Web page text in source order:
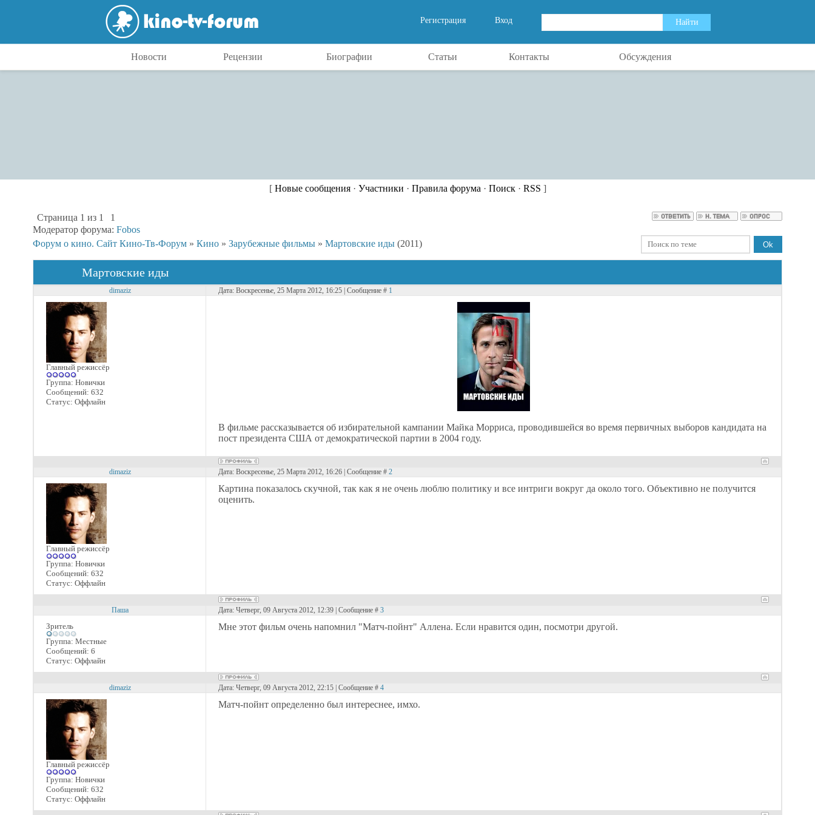
Вход
Регистрация
Новости Рецензии Биографии Статьи Контакты Обсуждения
[ Новые сообщения· Участники · Правила форума · Поиск· RSS ]
Страница 1 из 1
1
Модератор форума: Fobos
Форум о кино. Сайт Кино-Тв-Форум » Кино » Зарубежные фильмы » Мартовские иды (2011)
Мартовские иды
dimaziz Дата: Воскресенье, 25 Марта 2012, 16:25 | Сообщение # 1
Главный режиссёр
Группа: Новички
Сообщений: 632
Статус: Оффлайн
В фильме рассказывается об избирательной кампании Майка Морриса, проводившейся во время первичных выборов кандидата на
пост президента США от демократической партии в 2004 году.
dimaziz Дата: Воскресенье, 25 Марта 2012, 16:26 | Сообщение # 2
Главный режиссёр
Группа: Новички
Сообщений: 632
Статус: Оффлайн
Картина показалось скучной, так как я не очень люблю политику и все интриги вокруг да около того. Объективно не получится
оценить.
Паша Дата: Четверг, 09 Августа 2012, 12:39 | Сообщение # 3
Зритель
Группа: Местные
Сообщений: 6
Статус: Оффлайн
Мне этот фильм очень напомнил "Матч-пойнт" Аллена. Если нравится один, посмотри другой.
dimaziz Дата: Четверг, 09 Августа 2012, 22:15 | Сообщение # 4
Главный режиссёр
Группа: Новички
Сообщений: 632
Статус: Оффлайн
Матч-пойнт определенно был интереснее, имхо.